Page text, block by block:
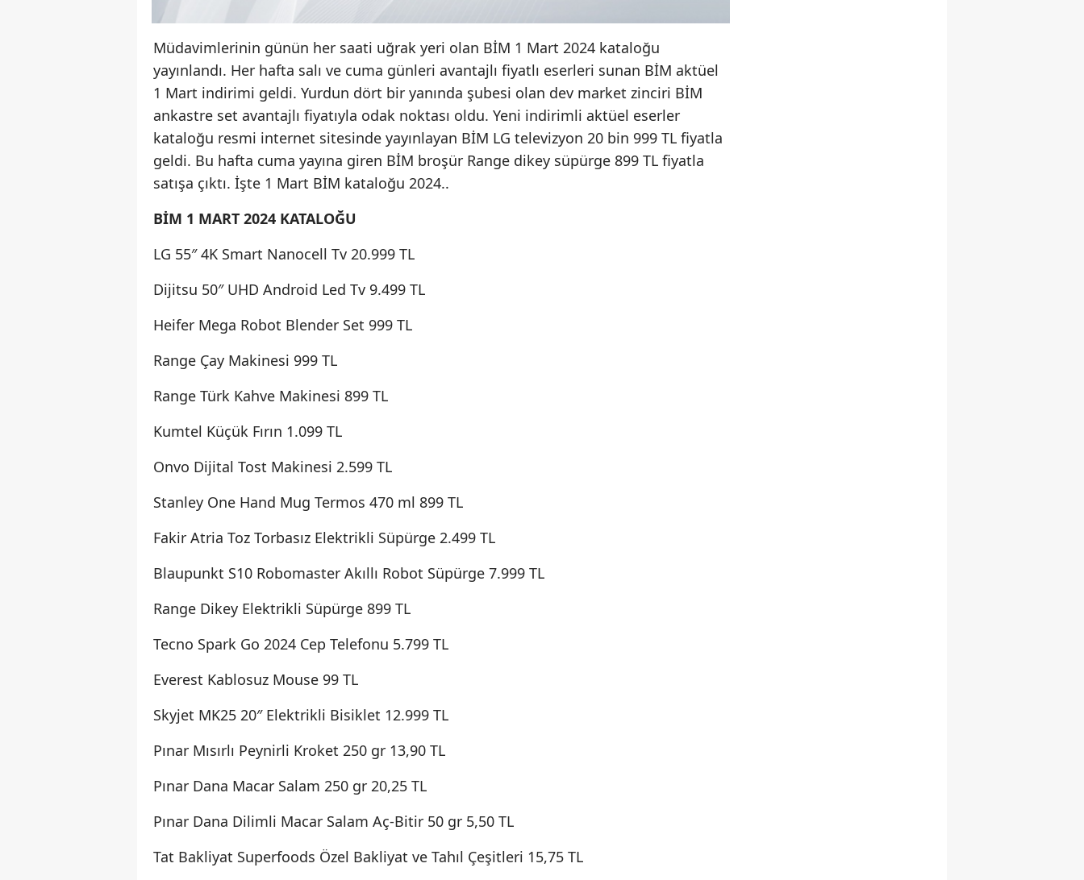
Müdavimlerinin günün her saati uğrak yeri olan BİM 1 Mart 2024 kataloğu
yayınlandı. Her hafta salı ve cuma günleri avantajlı fiyatlı eserleri sunan BİM aktüel
1 Mart indirimi geldi. Yurdun dört bir yanında şubesi olan dev market zinciri BİM
ankastre set avantajlı fiyatıyla odak noktası oldu. Yeni indirimli aktüel eserler
kataloğu resmi internet sitesinde yayınlayan BİM LG televizyon 20 bin 999 TL fiyatla
geldi. Bu hafta cuma yayına giren BİM broşür Range dikey süpürge 899 TL fiyatla
satışa çıktı. İşte 1 Mart BİM kataloğu 2024..
BİM 1 MART 2024 KATALOĞU
LG 55″ 4K Smart Nanocell Tv 20.999 TL
Dijitsu 50″ UHD Android Led Tv 9.499 TL
Heifer Mega Robot Blender Set 999 TL
Range Çay Makinesi 999 TL
Range Türk Kahve Makinesi 899 TL
Kumtel Küçük Fırın 1.099 TL
Onvo Dijital Tost Makinesi 2.599 TL
Stanley One Hand Mug Termos 470 ml 899 TL
Fakir Atria Toz Torbasız Elektrikli Süpürge 2.499 TL
Blaupunkt S10 Robomaster Akıllı Robot Süpürge 7.999 TL
Range Dikey Elektrikli Süpürge 899 TL
Tecno Spark Go 2024 Cep Telefonu 5.799 TL
Everest Kablosuz Mouse 99 TL
Skyjet MK25 20″ Elektrikli Bisiklet 12.999 TL
Pınar Mısırlı Peynirli Kroket 250 gr 13,90 TL
Pınar Dana Macar Salam 250 gr 20,25 TL
Pınar Dana Dilimli Macar Salam Aç-Bitir 50 gr 5,50 TL
Tat Bakliyat Superfoods Özel Bakliyat ve Tahıl Çeşitleri 15,75 TL